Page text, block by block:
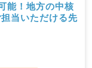
能！地方の中核
当いただける先